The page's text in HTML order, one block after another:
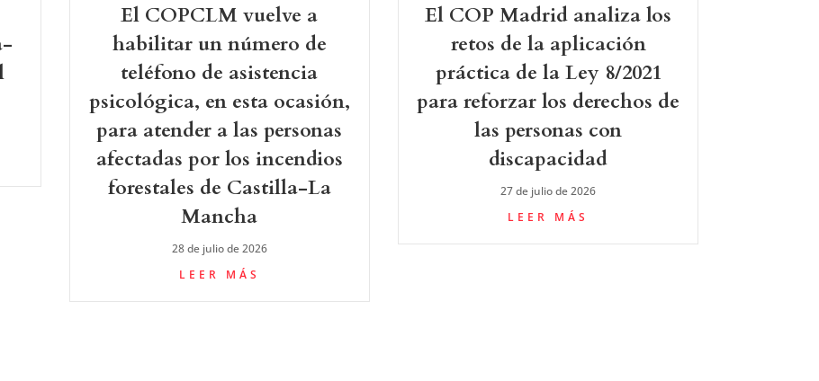
El COPCLM vuelve a
habilitar un número de
teléfono de asistencia
psicológica, en esta ocasión,
para atender a las personas
afectadas por los incendios
forestales de Castilla-La
Mancha
28 de julio de 2026
LEER MÁS
El COP Madrid analiza los
retos de la aplicación
práctica de la Ley 8/2021
para reforzar los derechos de
las personas con
discapacidad
27 de julio de 2026
LEER MÁS